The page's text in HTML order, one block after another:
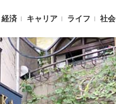
済 キャリア ライフ 社会